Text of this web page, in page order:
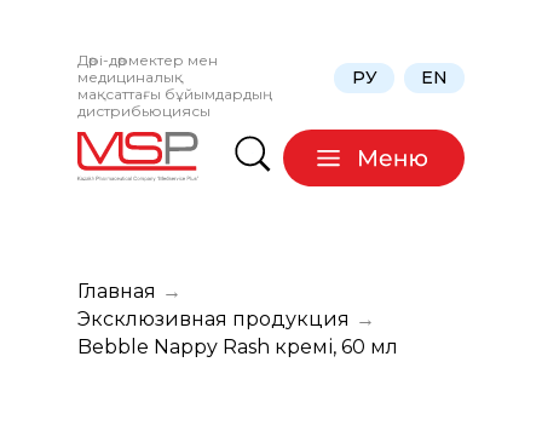
Дәрі-дәрмектер мен
медициналық
мақсаттағы бұйымдардың
дистрибьюциясы
РУ EN
Главная →
Эксклюзивная продукция →
Bebble Nappy Rash кремі, 60 мл